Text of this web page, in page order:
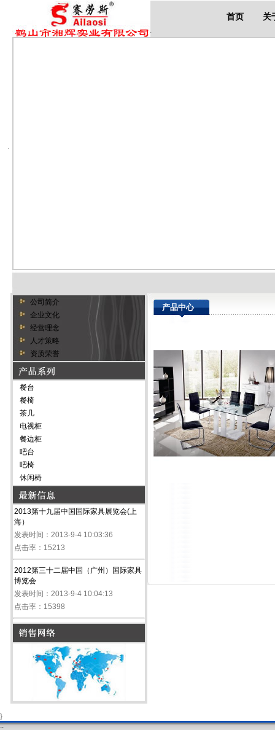
.
首页 关
.
公司简介
企业文化
经营理念
人才策略
资质荣誉
餐台
餐椅
茶几
电视柜
餐边柜
吧台
吧椅
休闲椅
2013第十九届中国国际家具展览会(上
海）
发表时间：2013-9-4 10:03:36
点击率：15213
2012第三十二届中国（广州）国际家具
博览会
发表时间：2013-9-4 10:04:13
点击率：15398
产品中心
}
..